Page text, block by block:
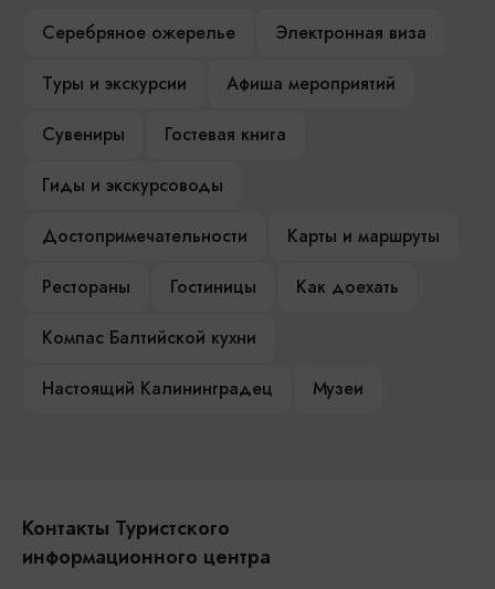
Серебряное ожерелье
Электронная виза
Туры и экскурсии
Афиша мероприятий
Сувениры
Гостевая книга
Гиды и экскурсоводы
Достопримечательности
Карты и маршруты
Рестораны
Гостиницы
Как доехать
Компас Балтийской кухни
Настоящий Калининградец
Музеи
Контакты Туристского
информационного центра